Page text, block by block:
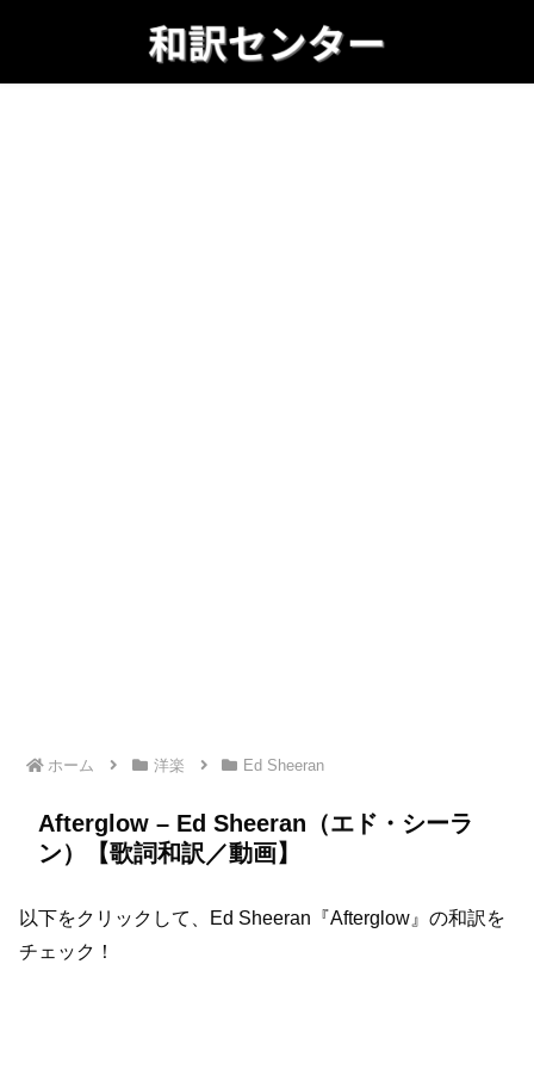
ホーム 洋楽 Ed Sheeran
Afterglow – Ed Sheeran（エド・シーラ
ン）【歌詞和訳／動画】
以下をクリックして、Ed Sheeran『Afterglow』の和訳を
チェック！